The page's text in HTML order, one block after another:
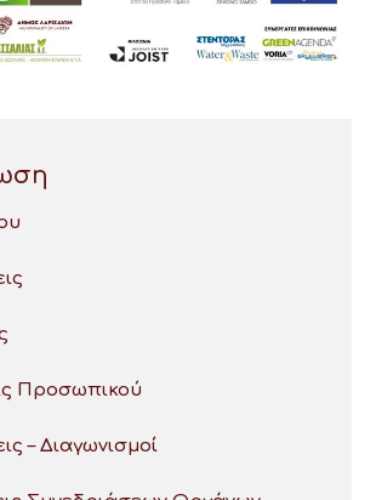
Προσωπικού
– Διαγωνισμοί